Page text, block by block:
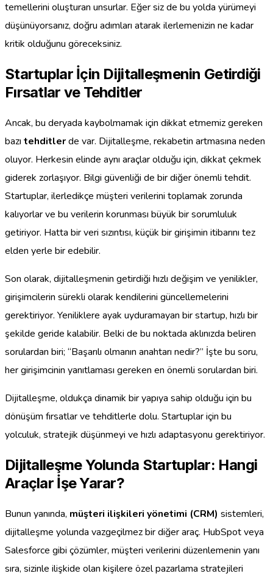
temellerini oluşturan unsurlar. Eğer siz de bu yolda yürümeyi
düşünüyorsanız, doğru adımları atarak ilerlemenizin ne kadar
kritik olduğunu göreceksiniz.
Startuplar İçin Dijitalleşmenin Getirdiği
Fırsatlar ve Tehditler
Ancak, bu deryada kaybolmamak için dikkat etmemiz gereken
bazı tehditlerde var. Dijitalleşme, rekabetin artmasına neden
oluyor. Herkesin elinde aynı araçlar olduğu için, dikkat çekmek
giderek zorlaşıyor. Bilgi güvenliği de bir diğer önemli tehdit.
Startuplar, ilerledikçe müşteri verilerini toplamak zorunda
kalıyorlar ve bu verilerin korunması büyük bir sorumluluk
getiriyor. Hatta bir veri sızıntısı, küçük bir girişimin itibarını tez
elden yerle bir edebilir.
Son olarak, dijitalleşmenin getirdiği hızlı değişim ve yenilikler,
girişimcilerin sürekli olarak kendilerini güncellemelerini
gerektiriyor. Yeniliklere ayak uyduramayan bir startup, hızlı bir
şekilde geride kalabilir. Belki de bu noktada aklınızda beliren
sorulardan biri; “Başarılı olmanın anahtarı nedir?” İşte bu soru,
her girişimcinin yanıtlaması gereken en önemli sorulardan biri.
Dijitalleşme, oldukça dinamik bir yapıya sahip olduğu için bu
dönüşüm fırsatlar ve tehditlerle dolu. Startuplar için bu
yolculuk, stratejik düşünmeyi ve hızlı adaptasyonu gerektiriyor.
Dijitalleşme Yolunda Startuplar: Hangi
Araçlar İşe Yarar?
Bunun yanında, müşteri ilişkileri yönetimi (CRM) sistemleri,
dijitalleşme yolunda vazgeçilmez bir diğer araç. HubSpot veya
Salesforce gibi çözümler, müşteri verilerini düzenlemenin yanı
sıra, sizinle ilişkide olan kişilere özel pazarlama stratejileri